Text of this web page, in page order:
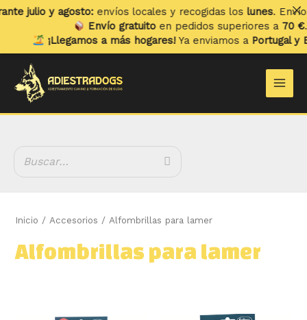
Ir
contenido
Inicio / Accesorios / Alfombrillas para lamer
Alfombrillas para lamer
julio y agosto:envíos locales y recogidas loslunes. Envíos
Envío gratuitoen pedidos superiores a70 €.
¡Llegamos a más hogares!Ya enviamos aPortugal y